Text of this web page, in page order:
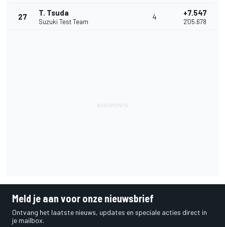
27 T. Tsuda
Suzuki Test Team
4 +7.547
2'05.678
Meld je aan voor onze nieuwsbrief
Ontvang het laatste nieuws, updates en speciale acties direct in
je mailbox.